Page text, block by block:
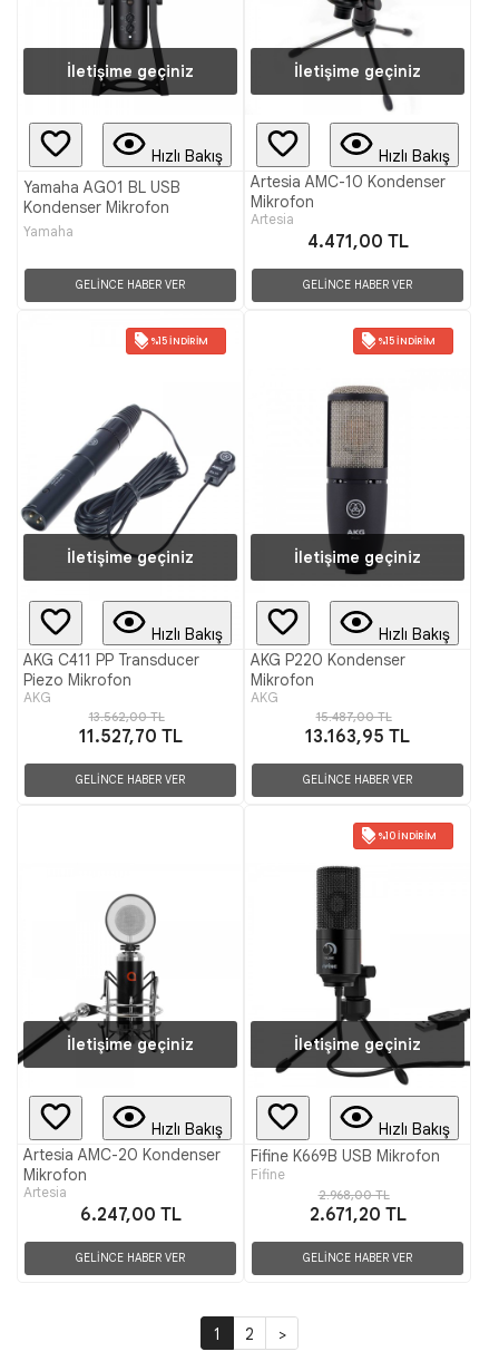
İletişime geçiniz
Hızlı Bakış
Yamaha AG01 BL USB
Kondenser Mikrofon
Yamaha
GELİNCE HABER VER
İletişime geçiniz
Hızlı Bakış
Artesia AMC-10 Kondenser
Mikrofon
Artesia
4.471,00 TL
GELİNCE HABER VER
%15 İNDIRIM
İletişime geçiniz
Hızlı Bakış
AKG C411 PP Transducer
Piezo Mikrofon
AKG
13.562,00 TL
11.527,70 TL
GELİNCE HABER VER
%15 İNDIRIM
İletişime geçiniz
Hızlı Bakış
AKG P220 Kondenser
Mikrofon
AKG
15.487,00 TL
13.163,95 TL
GELİNCE HABER VER
İletişime geçiniz
Hızlı Bakış
Artesia AMC-20 Kondenser
Mikrofon
Artesia
6.247,00 TL
GELİNCE HABER VER
%10 İNDIRIM
İletişime geçiniz
Hızlı Bakış
Fifine K669B USB Mikrofon
Fifine
2.968,00 TL
2.671,20 TL
GELİNCE HABER VER
1 2 >